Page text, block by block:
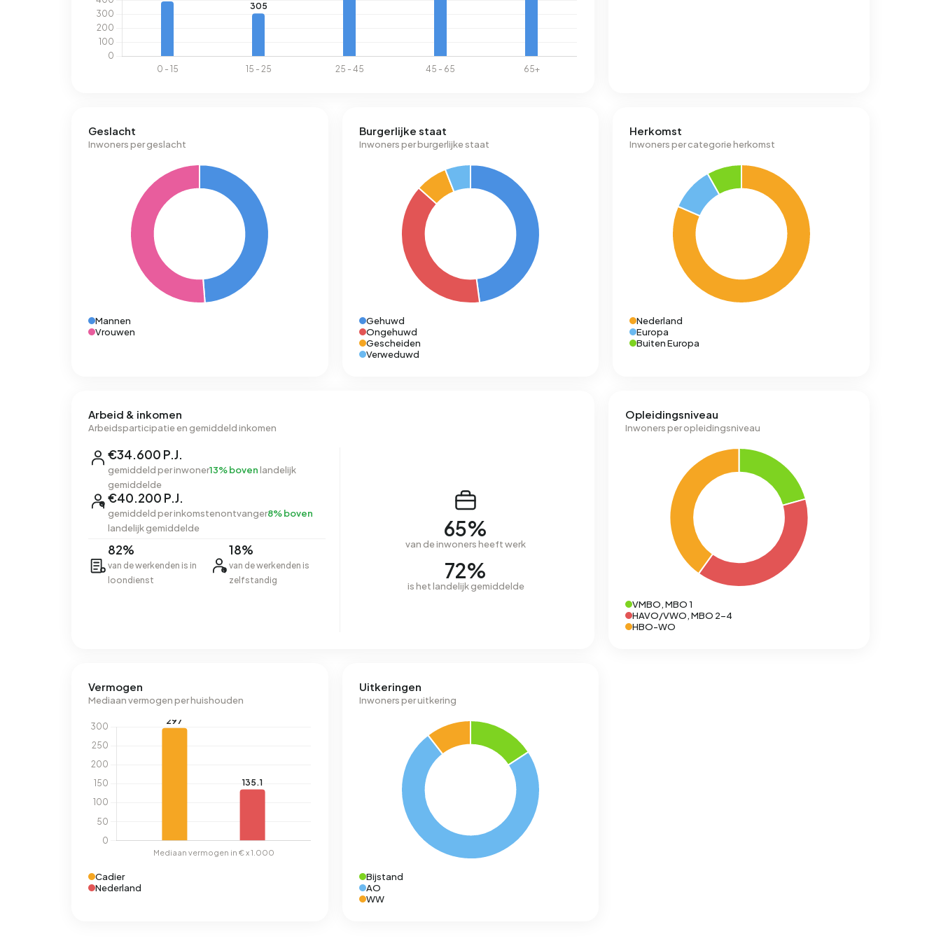
Geslacht
Inwoners per geslacht
Mannen
Vrouwen
Burgerlijke staat
Inwoners per burgerlijke staat
Gehuwd
Ongehuwd
Gescheiden
Verweduwd
Herkomst
Inwoners per categorie herkomst
Nederland
Europa
Buiten Europa
Arbeid & inkomen
Arbeidsparticipatie en gemiddeld inkomen
€34.600 P.J.
gemiddeld per inwoner13% bovenlandelijk
gemiddelde
€40.200 P.J.
gemiddeld per inkomstenontvanger8% boven
landelijk gemiddelde
82%
van de werkenden is in
loondienst
18%
van de werkenden is
zelfstandig
65%
van de inwoners heeft werk
72%
is het landelijk gemiddelde
Opleidingsniveau
Inwoners per opleidingsniveau
VMBO, MBO 1
HAVO/VWO, MBO 2-4
HBO-WO
Vermogen
Mediaan vermogen per huishouden
Cadier
Nederland
Uitkeringen
Inwoners per uitkering
Bijstand
AO
WW